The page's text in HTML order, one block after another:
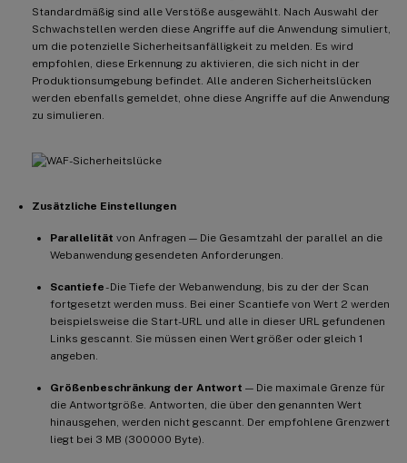
Standardmäßig sind alle Verstöße ausgewählt. Nach Auswahl der
Schwachstellen werden diese Angriffe auf die Anwendung simuliert,
um die potenzielle Sicherheitsanfälligkeit zu melden. Es wird
empfohlen, diese Erkennung zu aktivieren, die sich nicht in der
Produktionsumgebung befindet. Alle anderen Sicherheitslücken
werden ebenfalls gemeldet, ohne diese Angriffe auf die Anwendung
zu simulieren.
Zusätzliche Einstellungen
Parallelität von Anfragen — Die Gesamtzahl der parallel an die
Webanwendung gesendeten Anforderungen.
Scantiefe- Die Tiefe der Webanwendung, bis zu der der Scan
fortgesetzt werden muss. Bei einer Scantiefe von Wert 2 werden
beispielsweise die Start-URL und alle in dieser URL gefundenen
Links gescannt. Sie müssen einen Wert größer oder gleich 1
angeben.
Größenbeschränkung der Antwort — Die maximale Grenze für
die Antwortgröße. Antworten, die über den genannten Wert
hinausgehen, werden nicht gescannt. Der empfohlene Grenzwert
liegt bei 3 MB (300000 Byte).